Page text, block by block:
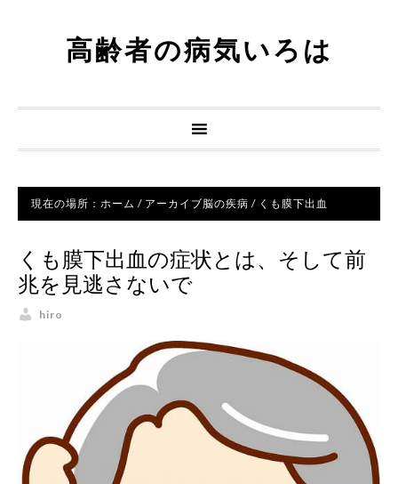
高齢者の病気いろは
現在の場所： ホーム / アーカイブ脳の疾病 / くも膜下出血
くも膜下出血の症状とは、そして前
兆を見逃さないで
hiro